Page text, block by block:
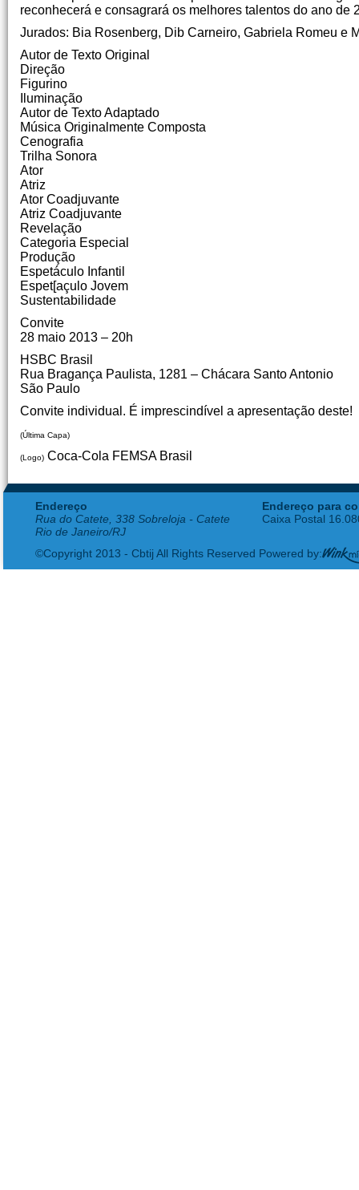
reconhecerá e consagrará os melhores talentos do ano de
Jurados: Bia Rosenberg, Dib Carneiro, Gabriela Romeu e
Autor de Texto Original
Direção
Figurino
Iluminação
Autor de Texto Adaptado
Música Originalmente Composta
Cenografia
Trilha Sonora
Ator
Atriz
Ator Coadjuvante
Atriz Coadjuvante
Revelação
Categoria Especial
Produção
Espetáculo Infantil
Espet[açulo Jovem
Sustentabilidade
Convite
28 maio 2013 – 20h
HSBC Brasil
Rua Bragança Paulista, 1281 – Chácara Santo Antonio
São Paulo
Convite individual. É imprescindível a apresentação deste!
(Última Capa)
(Logo) Coca-Cola FEMSA Brasil
Endereço
Rua do Catete, 338 Sobreloja - Catete
Rio de Janeiro/RJ
Endereço para
Caixa Postal
©Copyright 2013 - Cbtij All Rights Reserved Powered by: